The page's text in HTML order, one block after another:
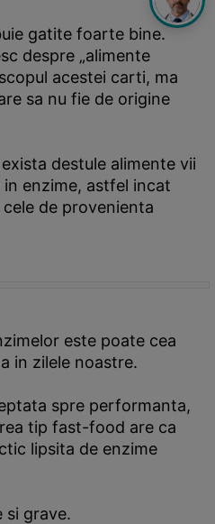
gatite foarte bine.
despre „alimente
acestei carti, ma
sa nu fie de origine
destule alimente vii
enzime, astfel incat
de provenienta
este poate cea
in zilele noastre.
spre performanta,
tip fast-food are ca
lipsita de enzime
si grave.